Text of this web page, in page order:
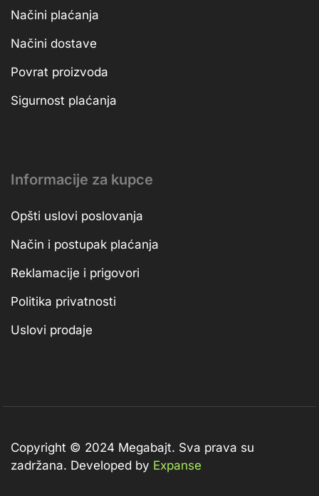
Načini plaćanja
Načini dostave
Povrat proizvoda
Sigurnost plaćanja
Informacije za kupce
Opšti uslovi poslovanja
Način i postupak plaćanja
Reklamacije i prigovori
Politika privatnosti
Uslovi prodaje
Copyright © 2024 Megabajt. Sva prava su
zadržana. Developed by Expanse